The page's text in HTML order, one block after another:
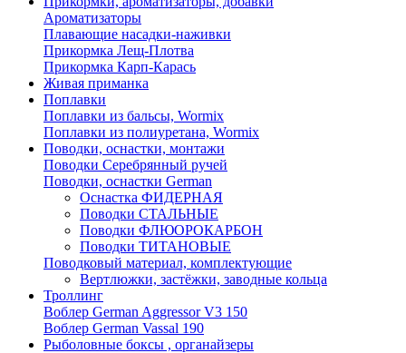
Ароматизаторы
Плавающие насадки-наживки
Прикормка Лещ-Плотва
Прикормка Карп-Карась
Живая приманка
Поплавки
Поплавки из бальсы, Wormix
Поплавки из полиуретана, Wormix
Поводки, оснастки, монтажи
Поводки Серебрянный ручей
Поводки, оснастки German
Оснастка ФИДЕРНАЯ
Поводки СТАЛЬНЫЕ
Поводки ФЛЮОРОКАРБОН
Поводки ТИТАНОВЫЕ
Поводковый материал, комплектующие
Вертлюжки, застёжки, заводные кольца
Троллинг
Воблер German Aggressor V3 150
Воблер German Vassal 190
Рыболовные боксы , органайзеры